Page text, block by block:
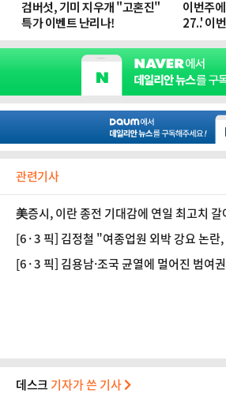
관련기사
美증시, 이란 종전 기대감에 연일 최고치 갈
[6·3 픽] 김정철 "여종업원 외박 강요 논
원오 "토론 주제와 무관"
[6·3 픽] 김용남·조국 균열에 멀어진 범여
데스크 기자가 쓴 기사